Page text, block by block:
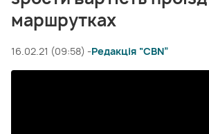
маршрутках
16.02.21 (09:58) -Редакція “CBN”